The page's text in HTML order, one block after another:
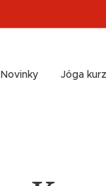
Novinky Jóga